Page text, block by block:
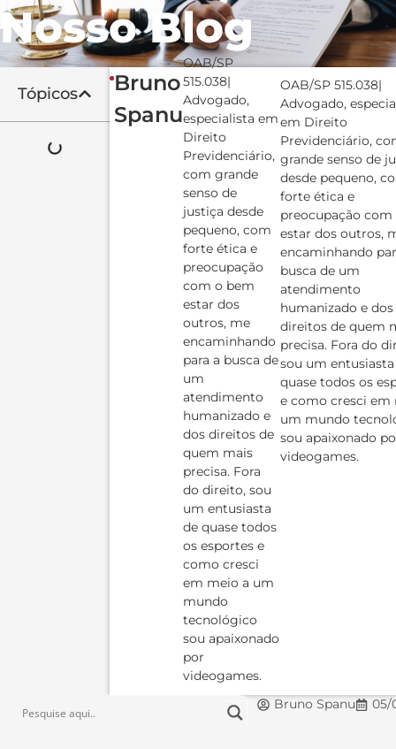
Nosso Blog
Tópicos
Bruno
Spanu
OAB/SP
515.038|
Advogado,
especialista em
Direito
Previdenciário,
com grande
senso de
justiça desde
pequeno, com
forte ética e
preocupação
com o bem
estar dos
outros, me
encaminhando
para a busca de
um
atendimento
humanizado e
dos direitos de
quem mais
precisa. Fora
do direito, sou
um entusiasta
de quase todos
os esportes e
como cresci
em meio a um
mundo
tecnológico
sou apaixonado
por
videogames.
OAB/SP 515.038|
Advogado,
em Direito
Previdenciário,
grande senso de
desde pequeno,
forte ética e
preocupação
estar dos outros,
encaminhando
busca de um
atendimento
humanizado e dos
direitos de quem
precisa. Fora do
sou um entusiasta
quase todos os
e como cresci em
um mundo
sou apaixonado
videogames.
Bruno Spanu 05/